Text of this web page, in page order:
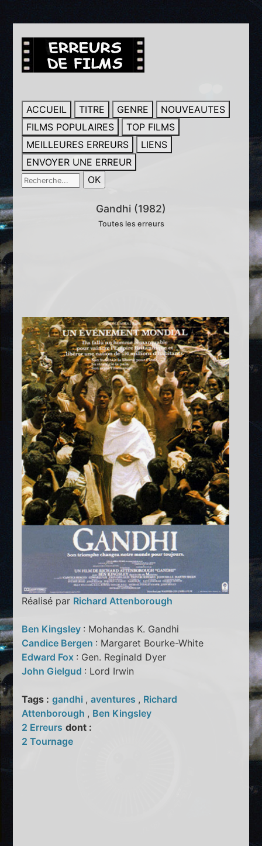
ACCUEIL TITRE GENRE
NOUVEAUTES
FILMS POPULAIRES
TOP FILMS
MEILLEURES ERREURS
LIENS
ENVOYER UNE ERREUR
Gandhi (1982)
Toutes les erreurs
Réalisé par Richard Attenborough
Ben Kingsley : Mohandas K. Gandhi
Candice Bergen : Margaret Bourke-White
Edward Fox : Gen. Reginald Dyer
John Gielgud : Lord Irwin
Tags : gandhi ,aventures , Richard
Attenborough , Ben Kingsley
2 Erreurs dont :
2 Tournage